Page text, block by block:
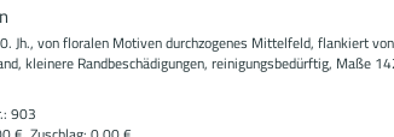
Jh., von floralen Motiven durchzogenes Mittelfeld, flankiert
kleinere Randbeschädigungen, reinigungsbedürftig, Maße
903